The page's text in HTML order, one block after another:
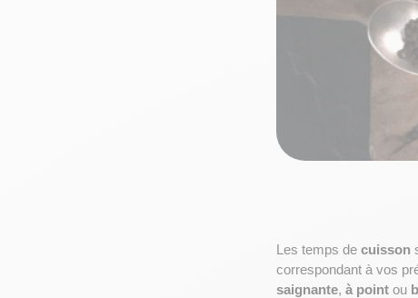
Les temps de cuisson
correspondant à vos
saignante, à point ou